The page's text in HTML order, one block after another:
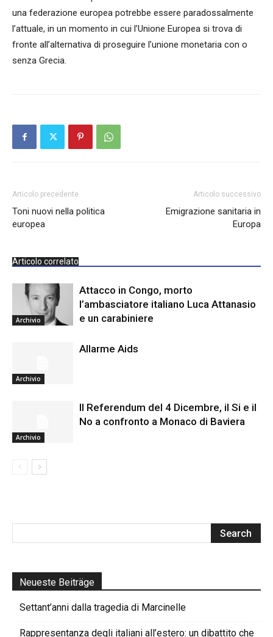
una federazione europea potrebbe essere paradossalmente
l’attuale, in un momento in cui l’Unione Europea si trova di
fronte all’alternativa di proseguire l’unione monetaria con o
senza Grecia.
Articolo precedente
Toni nuovi nella politica
europea
Articolo successivo
Emigrazione sanitaria in
Europa
Articolo correlato
Archivio
Attacco in Congo, morto
l’ambasciatore italiano Luca Attanasio
e un carabiniere
Archivio
Allarme Aids
Archivio
Il Referendum del 4 Dicembre, il Si e il
No a confronto a Monaco di Baviera
Neueste Beiträge
Settant’anni dalla tragedia di Marcinelle
Rappresentanza degli italiani all’estero: un dibattito che